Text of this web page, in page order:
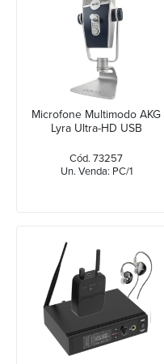
Microfone Multimodo AKG
Lyra Ultra-HD USB
Cód. 73257
Un. Venda: PC/1